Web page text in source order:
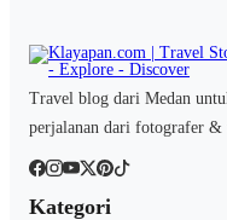
Travel blog dari Medan
perjalanan dari fotografer &
Kategori